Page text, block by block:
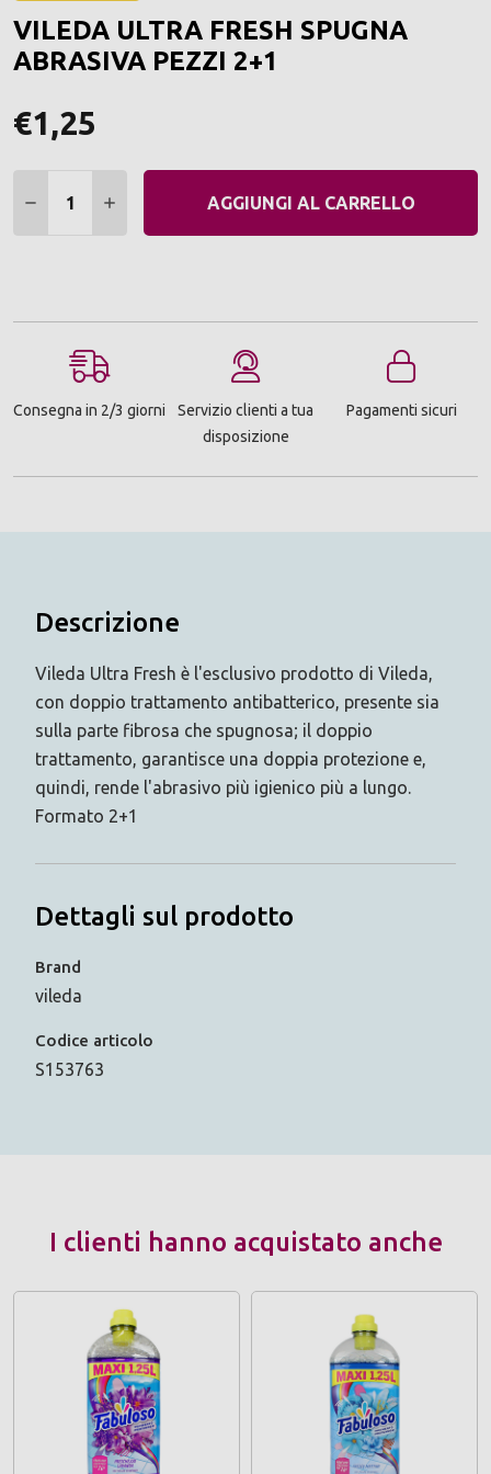
VILEDA ULTRA FRESH SPUGNA
ABRASIVA PEZZI 2+1
€1,25
DIMINUIRE QUANTITÀ:
AUMENTARE QUANTITÀ:
AGGIUNGI AL CARRELLO
Consegna in 2/3 giorni
Servizio clienti a tua
disposizione
Pagamenti sicuri
Descrizione
Vileda Ultra Fresh è l'esclusivo prodotto di Vileda,
con doppio trattamento antibatterico, presente sia
sulla parte fibrosa che spugnosa; il doppio
trattamento, garantisce una doppia protezione e,
quindi, rende l'abrasivo più igienico più a lungo.
Formato 2+1
Dettagli sul prodotto
Brand
vileda
Codice articolo
S153763
I clienti hanno acquistato anche